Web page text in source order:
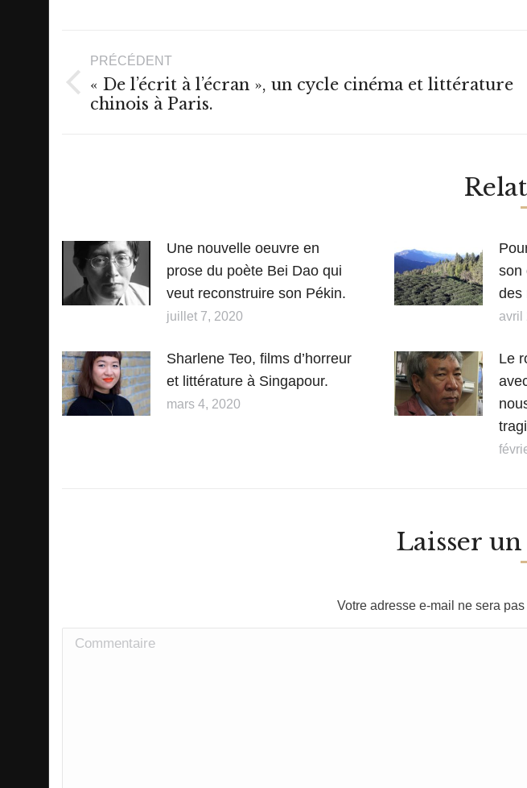
Navigation
article
PRÉCÉDENT
Article
précédent
« De l’écrit à l’écran », un cycle cinéma et littérature
chinois à Paris.
Une nouvelle oeuvre en
prose du poète Bei Dao qui
veut reconstruire son Pékin.
juillet 7, 2020
son
des
avril
Sharlene Teo, films d’horreur
et littérature à Singapour.
mars 4, 2020
Le
Laisser
Votre adresse e-mail ne sera
Commentaire